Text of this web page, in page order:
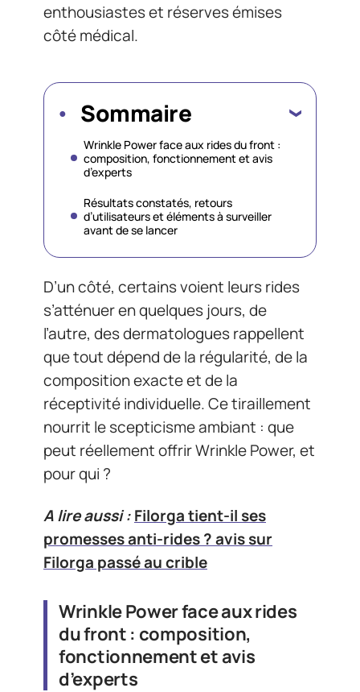
enthousiastes et réserves émises
côté médical.
Sommaire
Wrinkle Power face aux rides du front :
composition, fonctionnement et avis
d’experts
Résultats constatés, retours
d’utilisateurs et éléments à surveiller
avant de se lancer
D’un côté, certains voient leurs rides
s’atténuer en quelques jours, de
l’autre, des dermatologues rappellent
que tout dépend de la régularité, de la
composition exacte et de la
réceptivité individuelle. Ce tiraillement
nourrit le scepticisme ambiant : que
peut réellement offrir Wrinkle Power, et
pour qui ?
A lire aussi :Filorga tient-il ses
promesses anti-rides ? avis sur
Filorga passé au crible
Wrinkle Power face aux rides
du front : composition,
fonctionnement et avis
d’experts